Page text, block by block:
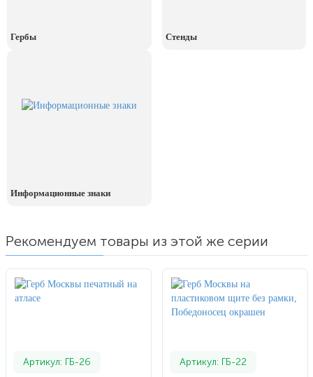
Гербы Стенды
Информационные знаки
Рекомендуем товары из этой же серии
Артикул: ГБ-26 Артикул: ГБ-22